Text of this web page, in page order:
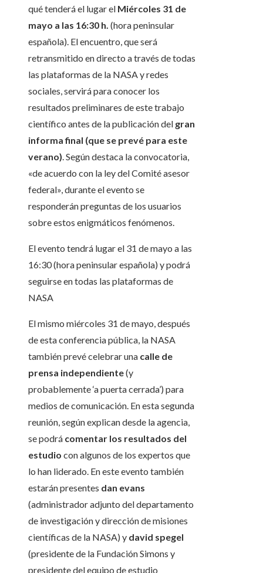
qué tenderá el lugar el Miércoles 31 de
mayo a las 16:30 h. (hora peninsular
española). El encuentro, que será
retransmitido en directo a través de todas
las plataformas de la NASA y redes
sociales, servirá para conocer los
resultados preliminares de este trabajo
científico antes de la publicación del gran
informa final (que se prevé para este
verano). Según destaca la convocatoria,
«de acuerdo con la ley del Comité asesor
federal», durante el evento se
responderán preguntas de los usuarios
sobre estos enigmáticos fenómenos.
El evento tendrá lugar el 31 de mayo a las
16:30 (hora peninsular española) y podrá
seguirse en todas las plataformas de
NASA
El mismo miércoles 31 de mayo, después
de esta conferencia pública, la NASA
también prevé celebrar una calle de
prensa independiente(y
probablemente ‘a puerta cerrada’) para
medios de comunicación. En esta segunda
reunión, según explican desde la agencia,
se podrá comentar los resultados del
estudio con algunos de los expertos que
lo han liderado. En este evento también
estarán presentes dan evans
(administrador adjunto del departamento
de investigación y dirección de misiones
científicas de la NASA) y david spegel
(presidente de la Fundación Simons y
presidente del equipo de estudio